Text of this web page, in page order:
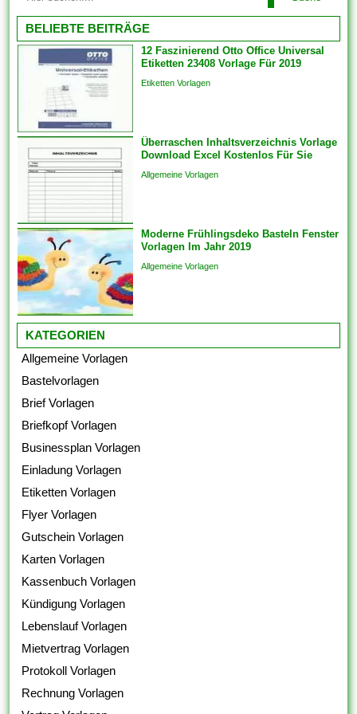
Sie die...
problemlos alles arrangieren.
Einige der Vorlagen sind
branchenspezifisch. Diese
können auch Die
Kommunikation und
Engagements strukturieren,
um sicherzustellen, dass das
Endprodukt von hoher Qualität
ist. Sie bringen die Vorlagen
auch überspringen und
Analogien in...
BELIEBTE BEITRÄGE
12 Faszinierend Otto Office Universal
Etiketten 23408 Vorlage Für 2019
Etiketten Vorlagen
Überraschen Inhaltsverzeichnis Vorlage
Download Excel Kostenlos Für Sie
Allgemeine Vorlagen
Moderne Frühlingsdeko Basteln Fenster
Vorlagen Im Jahr 2019
Allgemeine Vorlagen
KATEGORIEN
Allgemeine Vorlagen
Bastelvorlagen
Brief Vorlagen
Briefkopf Vorlagen
Businessplan Vorlagen
Einladung Vorlagen
Etiketten Vorlagen
Flyer Vorlagen
Gutschein Vorlagen
Karten Vorlagen
Kassenbuch Vorlagen
Kündigung Vorlagen
Lebenslauf Vorlagen
Mietvertrag Vorlagen
Protokoll Vorlagen
Rechnung Vorlagen